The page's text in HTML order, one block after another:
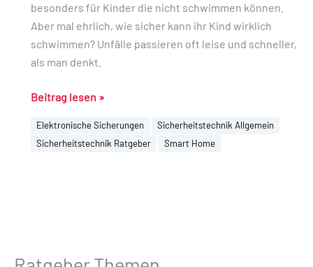
besonders für Kinder die nicht schwimmen können.
Aber mal ehrlich, wie sicher kann ihr Kind wirklich
schwimmen? Unfälle passieren oft leise und schneller,
als man denkt.
Beitrag lesen »
Elektronische Sicherungen
Sicherheitstechnik Allgemein
Sicherheitstechnik Ratgeber
Smart Home